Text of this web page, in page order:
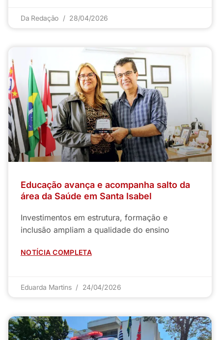
Da Redação 28/04/2026
Educação avança e acompanha salto da
área da Saúde em Santa Isabel
Investimentos em estrutura, formação e
inclusão ampliam a qualidade do ensino
NOTÍCIA COMPLETA
Eduarda Martins 24/04/2026